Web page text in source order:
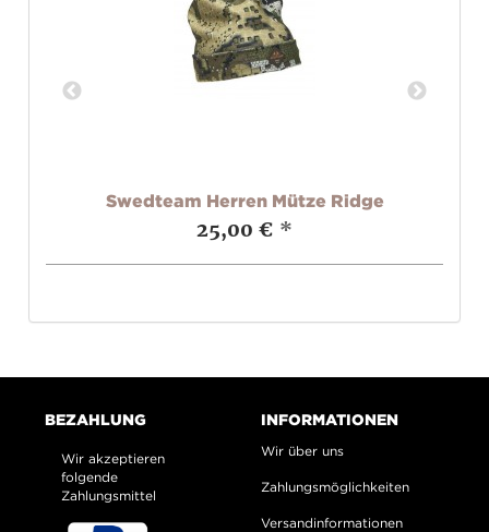
Swedteam Herren Mütze Ridge
25,00 € *
BEZAHLUNG
Wir akzeptieren
folgende
Zahlungsmittel
INFORMATIONEN
Wir über uns
Zahlungsmöglichkeiten
Versandinformationen